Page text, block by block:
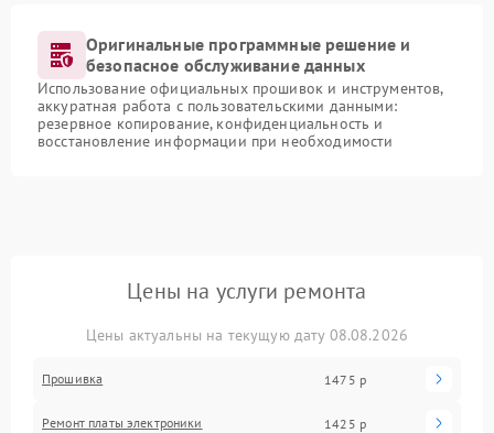
Оригинальные программные решение и
безопасное обслуживание данных
Использование официальных прошивок и инструментов,
аккуратная работа с пользовательскими данными:
резервное копирование, конфиденциальность и
восстановление информации при необходимости
Цены на услуги ремонта
Цены актуальны на текущую дату 08.08.2026
Прошивка 1475 р
Ремонт платы электроники 1425 р